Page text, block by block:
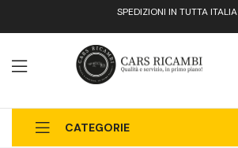
SPEDIZIONI IN TUTTA ITALIA
CATEGORIE